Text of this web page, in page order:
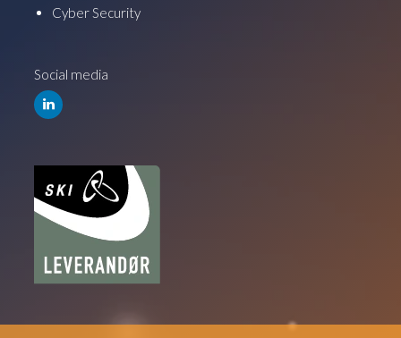
Cyber Security
Social media